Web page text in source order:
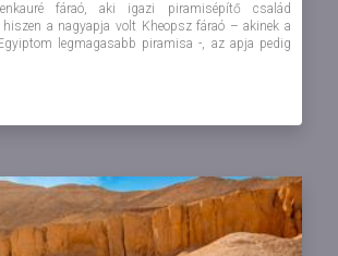
fáraó, aki igazi piramisépítő család
hiszen a nagyapja volt Kheopsz fáraó – akinek a
legmagasabb piramisa -, az apja pedig